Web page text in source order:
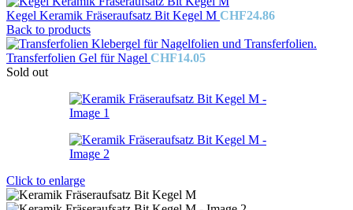
Kegel Keramik Fräseraufsatz Bit Kegel M CHF24.86
Back to products
Transferfolien Gel für Nagel CHF14.05
Sold out
Click to enlarge